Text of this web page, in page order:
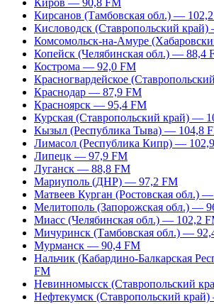
Киров — 90,8 FM
Кирсанов (Тамбовская обл.) —
Кисловодск (Ставропольский
Комсомольск-на-Амуре
Копейск (Челябинская обл.) — 88,4
Кострома — 92,0 FM
Красногвардейское
Краснодар — 87,9 FM
Красноярск — 95,4 FM
Курская (Ставропольский край) —
Кызыл (Республика Тыва) — 104,8
Лимасол (Республика Кипр) —
Липецк — 97,9 FM
Луганск — 88,8 FM
Мариуполь (ДНР) — 97,2 FM
Матвеев Курган (Ростовская обл.)
Мелитополь (Запорожская обл.) —
Миасс (Челябинская обл.) — 102,2
Мичуринск (Тамбовская обл.) —
Мурманск — 90,4 FM
Нальчик (Кабардино-Балкарская
FM
Невинномысск (Ставропольский
Нефтекумск (Ставропольский